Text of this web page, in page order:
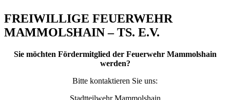
FREIWILLIGE FEUERWEHR
MAMMOLSHAIN – TS. E.V.
Sie möchten Fördermitglied der Feuerwehr Mammolshain
werden?
Bitte kontaktieren Sie uns:
Stadtteilwehr Mammolshain